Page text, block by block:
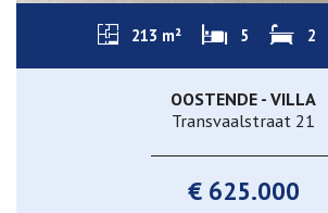
213 m² 5 2
OOSTENDE - VILLA
Transvaalstraat 21
€ 625.000